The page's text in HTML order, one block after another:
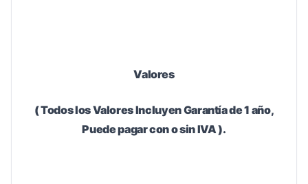
Valores
( Todos los Valores Incluyen Garantía de 1 año,
Puede pagar con o sin IVA ).